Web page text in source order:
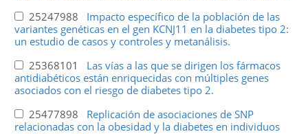
25247988 Impacto específico de la población de las
variantes genéticas en el gen KCNJ11 en la diabetes tipo 2:
un estudio de casos y controles y metanálisis.
25368101 Las vías a las que se dirigen los fármacos
antidiabéticos están enriquecidas con múltiples genes
asociados con el riesgo de diabetes tipo 2.
25477898 Replicación de asociaciones de SNP
relacionadas con la obesidad y la diabetes en individuos